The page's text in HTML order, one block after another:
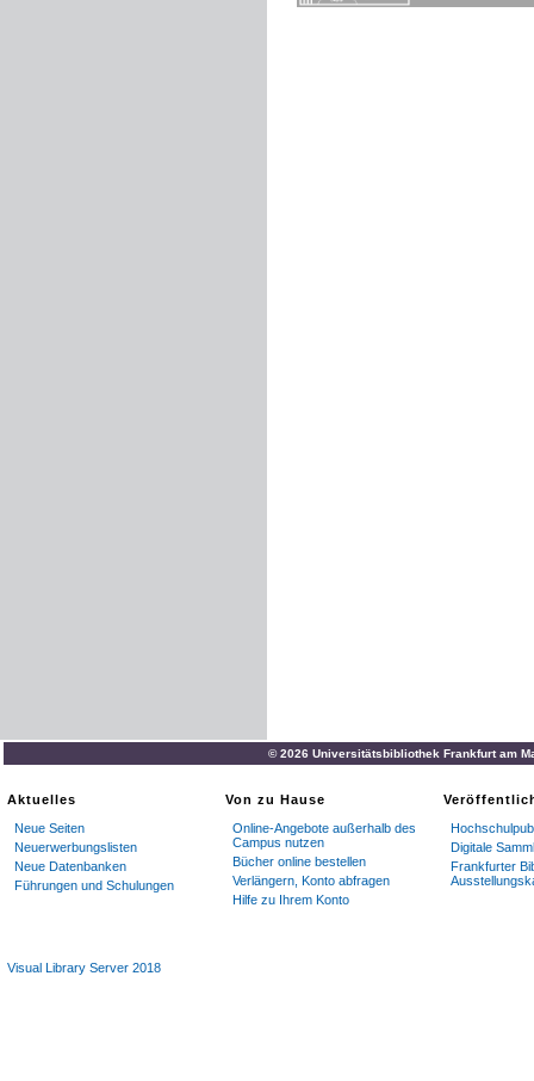
© 2026 Universitätsbibliothek Frankfurt am
Aktuelles
Neue Seiten
Neuerwerbungslisten
Neue Datenbanken
Führungen und Schulungen
Von zu Hause
Online-Angebote außerhalb des
Campus nutzen
Bücher online bestellen
Verlängern, Konto abfragen
Hilfe zu Ihrem Konto
Digitale
Frankfurter
Visual Library Server 2018